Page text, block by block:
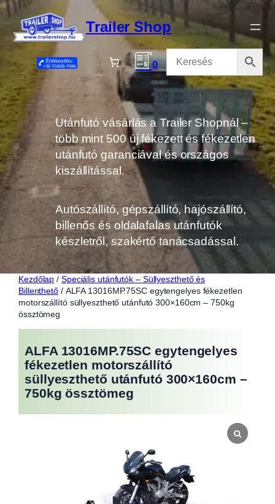
Ugrás
tartalomhoz
Trailer Shop
0
Utánfutó vásárlás a Trailer Shopnál –
több mint 500 új fékezett és fékezetlen
utánfutó garanciával és országos
kiszállítással.
Autószállító, gépszállító, hajószállító,
billenős és oldalafalas utánfutók
készletről, szakértő tanácsadással.
Kezdőlap / Speciális utánfutók – Süllyeszthető és
Billenthető/ ALFA 13016MP.75SC egytengelyes fékezetlen
motorszállító süllyeszthető utánfutó 300×160cm – 750kg
össztömeg
ALFA 13016MP.75SC egytengelyes
fékezetlen motorszállító
süllyeszthető utánfutó 300×160cm –
750kg össztömeg